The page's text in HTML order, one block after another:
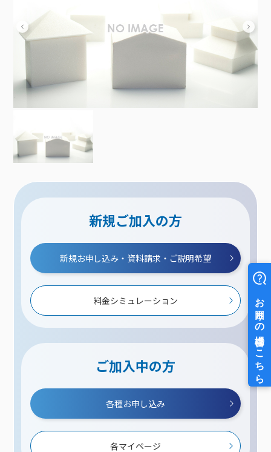
新規ご加入の方
新規お申し込み・資料請求・ご説明希望
料金シミュレーション
ご加入中の方
各種お申し込み
各マイページ